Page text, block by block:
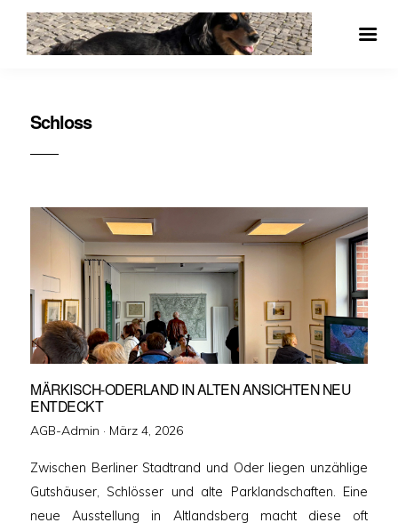
Schloss
MÄRKISCH-ODERLAND IN ALTEN ANSICHTEN NEU
ENTDECKT
AGB-Admin · Veröffentlicht
März 4, 2026
Zwischen Berliner Stadtrand und Oder liegen unzählige
Gutshäuser, Schlösser und alte Parklandschaften. Eine
neue Ausstellung in Altlandsberg macht diese oft